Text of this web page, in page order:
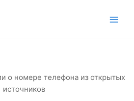
о номере телефона из открытых
источников